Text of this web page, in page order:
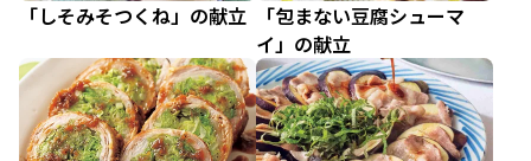
「しそみそつくね」の献立
「包まない豆腐シューマ
イ」の献立